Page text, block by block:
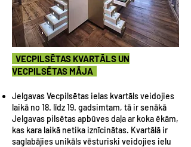
VECPILSĒTAS KVARTĀLS UN
VECPILSĒTAS MĀJA
Jelgavas Vecpilsētas ielas kvartāls veidojies
laikā no 18. līdz 19. gadsimtam, tā ir senākā
Jelgavas pilsētas apbūves daļa ar koka ēkām,
kas kara laikā netika iznīcinātas. Kvartālā ir
saglabājies unikāls vēsturiski veidojies ielu